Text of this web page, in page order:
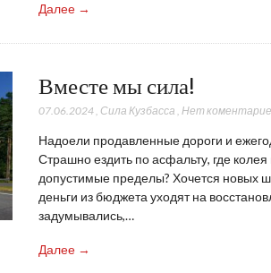
Далее →
Вместе мы сила!
07.06.2024, Сила Кузбасса Нет
Надоели продавленные дороги и
Страшно ездить по асфальту, где
допустимые пределы? Хочется новых
деньги из бюджета уходят на
задумывались,…
Далее →